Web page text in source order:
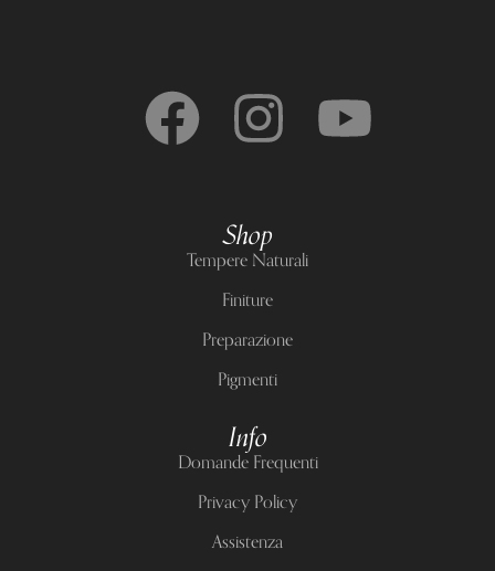
Shop
Tempere Naturali
Finiture
Preparazione
Pigmenti
Info
Domande Frequenti
Privacy Policy
Assistenza